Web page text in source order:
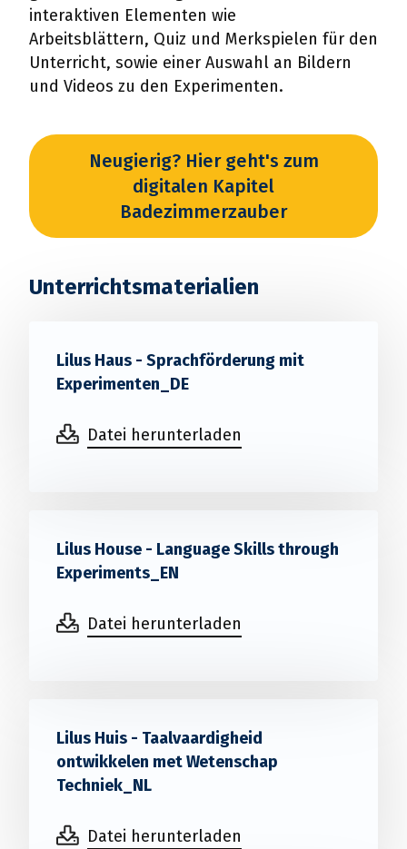
interaktiven Elementen wie
Arbeitsblättern, Quiz und Merkspielen für den
Unterricht, sowie einer Auswahl an Bildern
und Videos zu den Experimenten.
Neugierig? Hier geht's zum
digitalen Kapitel
Badezimmerzauber
Unterrichtsmaterialien
Lilus Haus - Sprachförderung mit
Experimenten_DE
Datei herunterladen
Lilus House - Language Skills through
Experiments_EN
Datei herunterladen
Lilus Huis - Taalvaardigheid
ontwikkelen met Wetenschap
Techniek_NL
Datei herunterladen